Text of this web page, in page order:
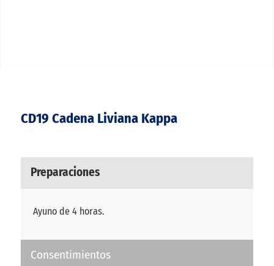
CD19 Cadena Liviana Kappa
Preparaciones
Ayuno de 4 horas.
Consentimientos